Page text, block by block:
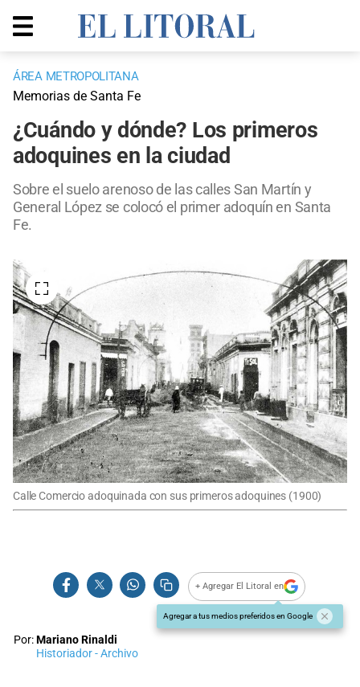
ÁREA METROPOLITANA
Memorias de Santa Fe
¿Cuándo y dónde? Los primeros
adoquines en la ciudad
Sobre el suelo arenoso de las calles San Martín y
General López se colocó el primer adoquín en Santa
Fe.
Calle Comercio adoquinada con sus primeros adoquines (1900)
+ Agregar El Litoral en
Agregar a tus medios preferidos en Google
Por:Mariano Rinaldi
Historiador - Archivo